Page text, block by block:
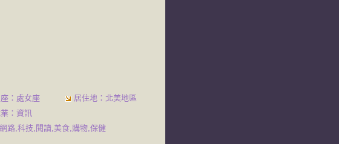
：處女座
居住地：北美地區
：資訊
路,科技,閱讀,美食,購物,保健